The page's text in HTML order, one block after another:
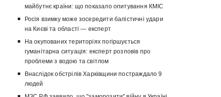
майбутнє країни: що показало опитування КМІС
Росія взимку може зосередити балістичні удари
на Києві та області — експерт
На окупованих територіях погіршується
гуманітарна ситуація: експерт розповів про
проблеми з водою та світлом
Внаслідок обстрілів Харківщини постраждало 9
людей